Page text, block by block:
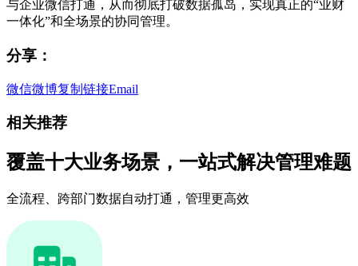
与企业微信打通，从而彻底打破数据孤岛，实现真正的“业财
一体化”和全场景的协同管理。
分享：
微信微博复制链接Email
相关推荐
覆盖十大业务场景，一站式解决管理难题
全流程、跨部门数据自动打通，管理更高效